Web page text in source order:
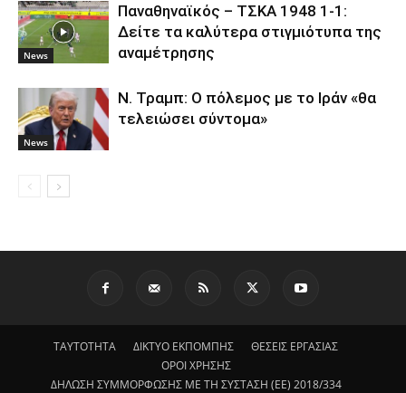
News
Παναθηναϊκός – ΤΣΚΑ 1948 1-1:
Δείτε τα καλύτερα στιγμιότυπα της
αναμέτρησης
News
Ν. Τραμπ: Ο πόλεμος με το Ιράν «θα
τελειώσει σύντομα»
ΤΑΥΤΟΤΗΤΑ ΔΙΚΤΥΟ ΕΚΠΟΜΠΗΣ
ΘΕΣΕΙΣ ΕΡΓΑΣΙΑΣ
ΟΡΟΙ ΧΡΗΣΗΣ
ΔΗΛΩΣΗ ΣΥΜΜΟΡΦΩΣΗΣ ΜΕ ΤΗ ΣΥΣΤΑΣΗ (ΕΕ) 2018/334